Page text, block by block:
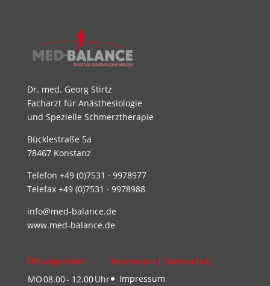
Dr. med. Georg Stirtz
Facharzt für Anästhesiologie
und Spezielle Schmerztherapie
Bücklestraße 5a
78467 Konstanz
Telefon +49 (0)7531 · 9978977
Telefax +49 (0)7531 · 9978988
info@med-balance.de
www.med-balance.de
Öffnungszeiten
MO08.00- 12.00Uhr
Impressum | Datenschutz
Impressum